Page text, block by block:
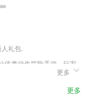
礼包.
侠类动作冒险手游，玩家
门派都拥有强大的玩家进
高，玩家需要达到对方设
更多
更多